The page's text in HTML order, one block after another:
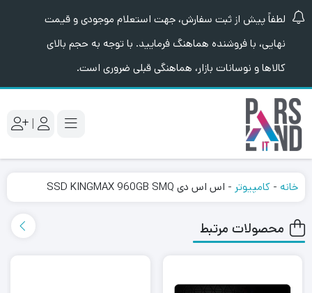
لطفاً پیش از ثبت سفارش، جهت استعلام موجودی و قیمت
نهایی، با فروشنده هماهنگ فرمایید. با توجه به حجم بالای
کالاها و نوسانات بازار، هماهنگی قبلی ضروری است.
|
خانه - کامپیوتر - اس اس دی SSD KINGMAX 960GB SMQ
محصولات مرتبط